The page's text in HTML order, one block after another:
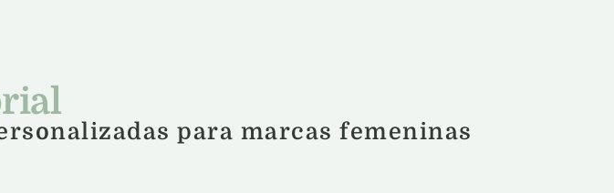
para marcas femeninas